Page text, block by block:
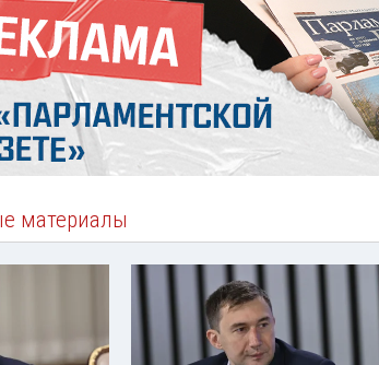
материалы